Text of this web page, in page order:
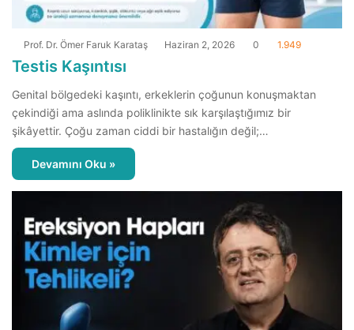
Prof. Dr. Ömer Faruk Karataş Haziran 2, 2026 0 1.949
Testis Kaşıntısı
Genital bölgedeki kaşıntı, erkeklerin çoğunun konuşmaktan
çekindiği ama aslında poliklinikte sık karşılaştığımız bir
şikâyettir. Çoğu zaman ciddi bir hastalığın değil;…
Devamını Oku »